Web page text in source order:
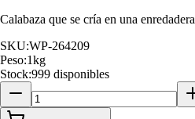
Calabaza que se cría en una
SKU:WP-264209
Peso:1kg
Stock:999 disponibles